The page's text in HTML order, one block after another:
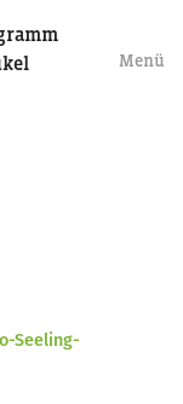
Menü
Seeling-